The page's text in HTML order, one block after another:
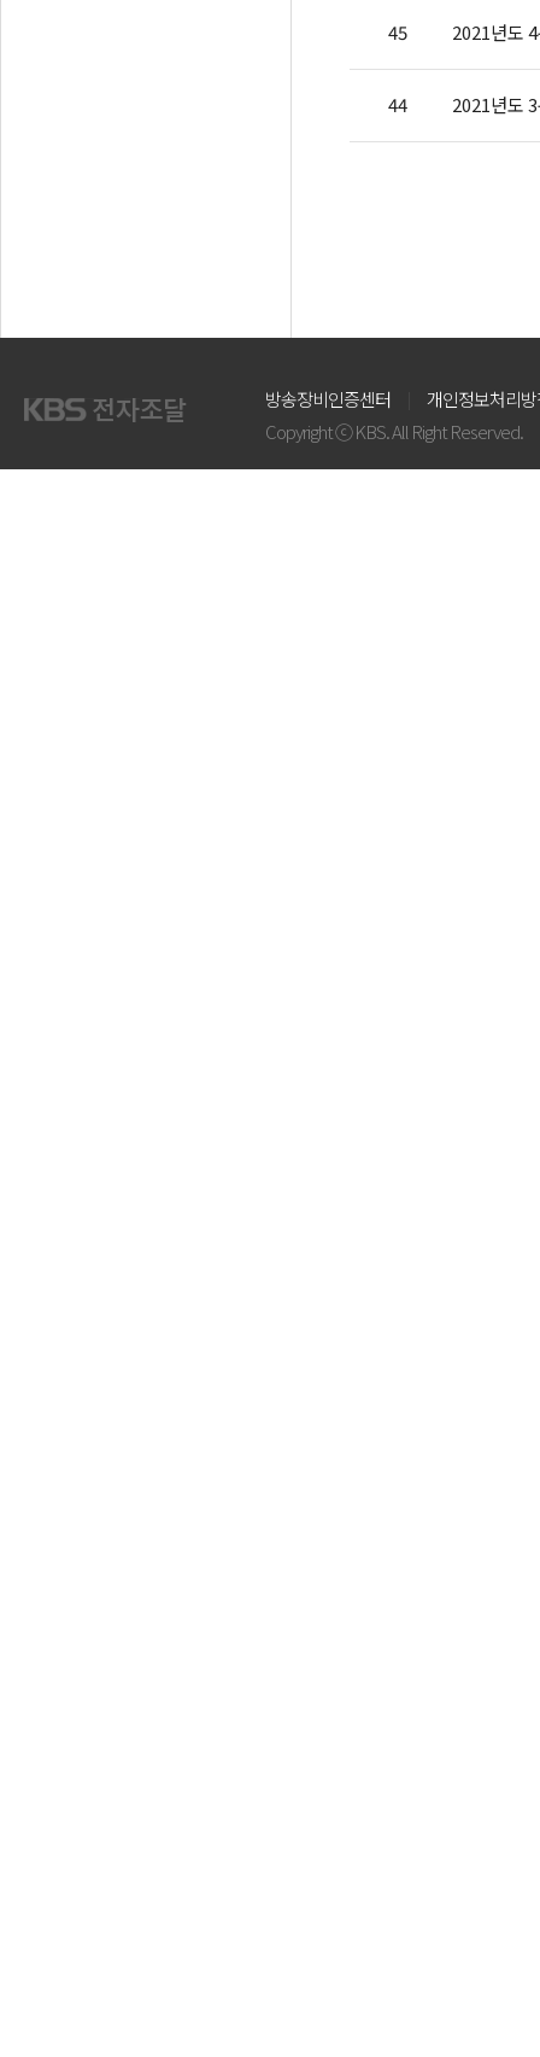
45 2021년도
44 2021년도
방송장비인증센터
개인정보처리
Copyright ⓒ KBS. All Right Reserved.